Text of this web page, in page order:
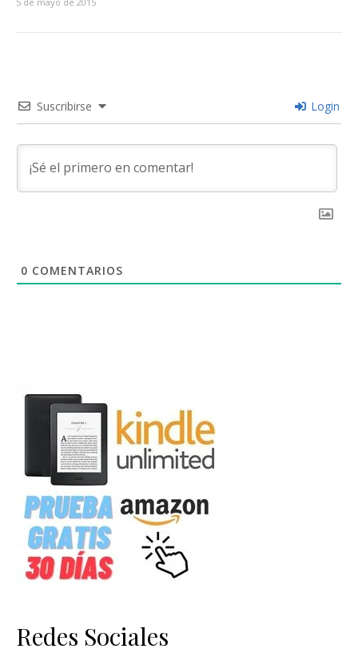
Suscribirse Login
0 COMENTARIOS
Redes Sociales